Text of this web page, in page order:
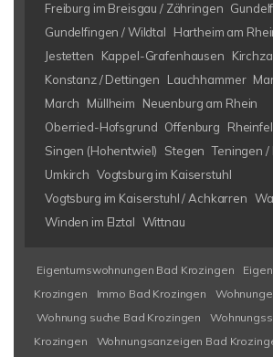
Freiburg im Breisgau / Zähringen
Gundelfingen / Wildtal
Hartheim am
Jestetten
Kappel-Grafenhausen
Konstanz / Dettingen
Lauchhammer
March
Müllheim
Neuenburg am Rhein
Oberried-Hofsgrund Offenburg
Singen (Hohentwiel)
Stegen Teningen /
Umkirch Vogtsburg im Kaiserstuhl
Vogtsburg im Kaiserstuhl / Achkarren
Winden im Elztal Wittnau
Eigentumswohnungen Bad Krozingen
Krozingen
Immo Bad Krozingen
Wohnung suche Bad Krozingen
Krozingen
Wohnungsanzeigen Bad